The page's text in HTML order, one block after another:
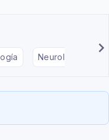
Neurología